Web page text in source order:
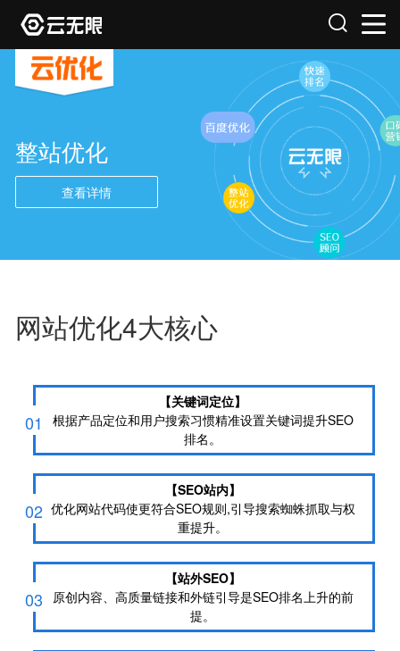
整站优化
查看详情
网站优化4大核心
01
【关键词定位】
根据产品定位和用户搜索习惯精准设置关键词提升SEO
排名。
02
【SEO站内】
优化网站代码使更符合SEO规则,引导搜索蜘蛛抓取与权
重提升。
03
【站外SEO】
原创内容、高质量链接和外链引导是SEO排名上升的前
提。